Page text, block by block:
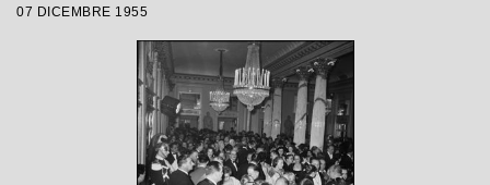
regia di Margherita Wallmann
07 DICEMBRE 1955